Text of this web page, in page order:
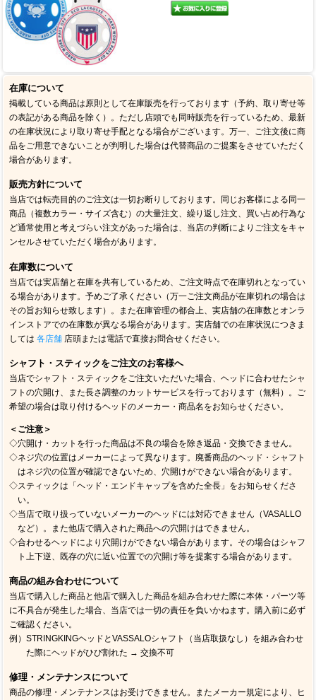
在庫について
掲載している商品は原則として在庫販売を行っております（予約、取り寄せ等
の表記がある商品を除く）。ただし店頭でも同時販売を行っているため、最新
の在庫状況により取り寄せ手配となる場合がございます。万一、ご注文後に商
品をご用意できないことが判明した場合は代替商品のご提案をさせていただく
場合があります。
販売方針について
当店では転売目的のご注文は一切お断りしております。同じお客様による同一
商品（複数カラー・サイズ含む）の大量注文、繰り返し注文、買い占め行為な
ど通常使用と考えづらい注文があった場合は、当店の判断によりご注文をキャ
ンセルさせていただく場合があります。
在庫数について
当店では実店舗と在庫を共有しているため、ご注文時点で在庫切れとなってい
る場合があります。予めご了承ください（万一ご注文商品が在庫切れの場合は
その旨お知らせ致します）。また在庫管理の都合上、実店舗の在庫数とオンラ
インストアでの在庫数が異なる場合があります。実店舗での在庫状況につきま
しては各店舗 店頭または電話で直接お問合せください。
シャフト・スティックをご注文のお客様へ
当店でシャフト・スティックをご注文いただいた場合、ヘッドに合わせたシャ
フトの穴開け、また長さ調整のカットサービスを行っております（無料）。ご
希望の場合は取り付けるヘッドのメーカー・商品名をお知らせください。
＜ご注意＞
◇穴開け・カットを行った商品は不良の場合を除き返品・交換できません。
◇ネジ穴の位置はメーカーによって異なります。廃番商品のヘッド・シャフト
はネジ穴の位置が確認できないため、穴開けができない場合があります。
◇スティックは「ヘッド・エンドキャップを含めた全長」をお知らせくださ
い。
◇当店で取り扱っていないメーカーのヘッドには対応できません（VASALLO
など）。また他店で購入された商品への穴開けはできません。
◇合わせるヘッドにより穴開けができない場合があります。その場合はシャフ
ト上下逆、既存の穴に近い位置での穴開け等を提案する場合があります。
商品の組み合わせについて
当店で購入した商品と他店で購入した商品を組み合わせた際に本体・パーツ等
に不具合が発生した場合、当店では一切の責任を負いかねます。購入前に必ず
ご確認ください。
例）STRINGKINGヘッドとVASSALOシャフト（当店取扱なし）を組み合わせ
た際にヘッドがひび割れた → 交換不可
修理・メンテナンスについて
商品の修理・メンテナンスはお受けできません。またメーカー規定により、ヒ